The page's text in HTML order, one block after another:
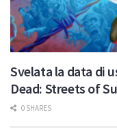
Svelata la data di
Dead: Streets of
0 SHARES